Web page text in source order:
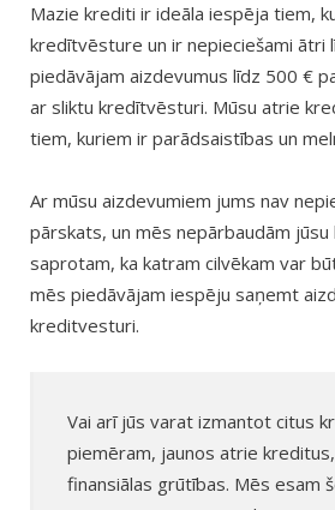
Mazie krediti ir ideāla iespēja tiem,
kredītvēsture un ir nepieciešami ātri
piedāvājam aizdevumus līdz 500 €
ar sliktu kredītvēsturi. Mūsu atrie
tiem, kuriem ir parādsaistības un
Ar mūsu aizdevumiem jums nav
pārskats, un mēs nepārbaudām
saprotam, ka katram cilvēkam var
mēs piedāvājam iespēju saņemt
kreditvesturi.
Vai arī jūs varat izmantot citus
piemēram, jaunos atrie
finansiālas grūtības. Mēs esam